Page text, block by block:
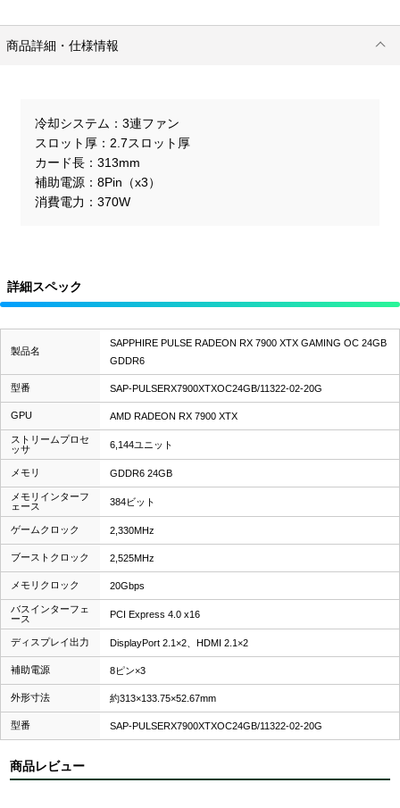
商品詳細・仕様情報
冷却システム
3連ファン
スロット厚
2.7スロット厚
カード長
313mm
補助電源
8Pin（x3）
消費電力
370W
詳細スペック
製品名
SAPPHIRE PULSE RADEON RX 7900 XTX GAMING OC 24GB
GDDR6
型番 SAP-PULSERX7900XTXOC24GB/11322-02-20G
GPU AMD RADEON RX 7900 XTX
ストリームプロセ
ッサ
6,144ユニット
メモリ GDDR6 24GB
メモリインターフ
ェース
384ビット
ゲームクロック 2,330MHz
ブーストクロック 2,525MHz
メモリクロック 20Gbps
バスインターフェ
ース
PCI Express 4.0 x16
ディスプレイ出力 DisplayPort 2.1×2、HDMI 2.1×2
補助電源 8ピン×3
外形寸法 約313×133.75×52.67mm
型番 SAP-PULSERX7900XTXOC24GB/11322-02-20G
商品レビュー